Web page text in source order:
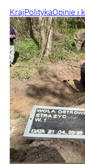
KrajPolitykaOpinie i